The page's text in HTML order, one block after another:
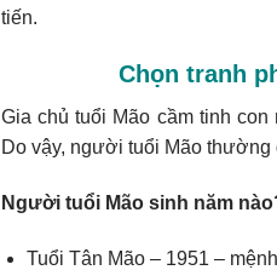
tiến.
Chọn tranh
Gia chủ tuổi Mão cầm tinh
Do vậy, người tuổi Mão thường
Người tuổi Mão sinh năm
Tuổi Tân Mão – 1951 –